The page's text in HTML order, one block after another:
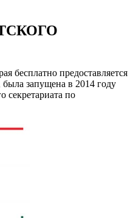
бесплатно предоставляется
была запущена в 2014 году
секретариата по